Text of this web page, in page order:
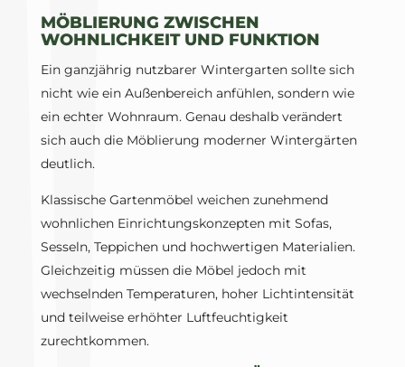
MÖBLIERUNG ZWISCHEN
WOHNLICHKEIT UND FUNKTION
Ein ganzjährig nutzbarer Wintergarten sollte sich
nicht wie ein Außenbereich anfühlen, sondern wie
ein echter Wohnraum. Genau deshalb verändert
sich auch die Möblierung moderner Wintergärten
deutlich.
Klassische Gartenmöbel weichen zunehmend
wohnlichen Einrichtungskonzepten mit Sofas,
Sesseln, Teppichen und hochwertigen Materialien.
Gleichzeitig müssen die Möbel jedoch mit
wechselnden Temperaturen, hoher Lichtintensität
und teilweise erhöhter Luftfeuchtigkeit
zurechtkommen.